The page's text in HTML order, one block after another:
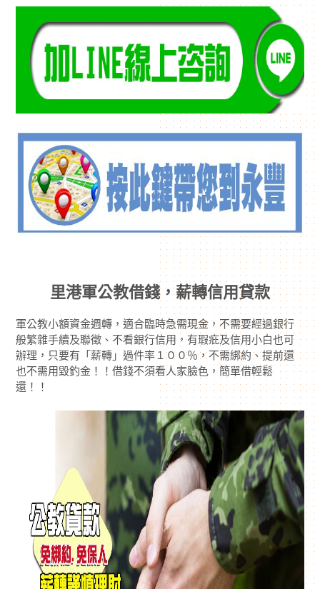
里港軍公教借錢，薪轉信用貸款
軍公教小額資金週轉，適合臨時急需現金，不需要經過銀行
般繁雜手續及聯徵、不看銀行信用，有瑕疪及信用小白也可
辦理，只要有「薪轉」過件率１００％，不需綁約、提前還
也不需用毀釣金！！借錢不須看人家臉色，簡單借輕鬆
還！！